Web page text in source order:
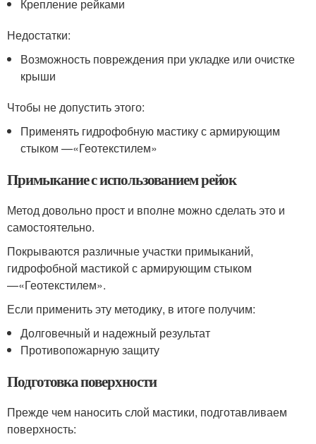
Крепление рейками
Недостатки:
Возможность повреждения при укладке или очистке
крыши
Чтобы не допустить этого:
Применять гидрофобную мастику с армирующим
стыком —«Геотекстилем»
Примыкание с использованием рейок
Метод довольно прост и вполне можно сделать это и
самостоятельно.
Покрываются различные участки примыканий,
гидрофобной мастикой с армирующим стыком
—«Геотекстилем».
Если применить эту методику, в итоге получим:
Долговечный и надежный результат
Противопожарную защиту
Подготовка поверхности
Прежде чем наносить слой мастики, подготавливаем
поверхность: